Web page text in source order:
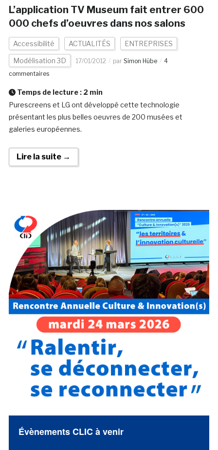
L’application TV Museum fait entrer 600
000 chefs d’oeuvres dans nos salons
Accessibilité ACTUALITÉS ENTREPRISES
Modélisation 3D 17/01/2012 par Simon Hübe
4
commentaires
Temps de lecture : 2 min
Purescreens et LG ont développé cette technologie
présentant les plus belles oeuvres de 200 musées et
galeries européennes.
Lire la suite →
Évènements CLIC à venir